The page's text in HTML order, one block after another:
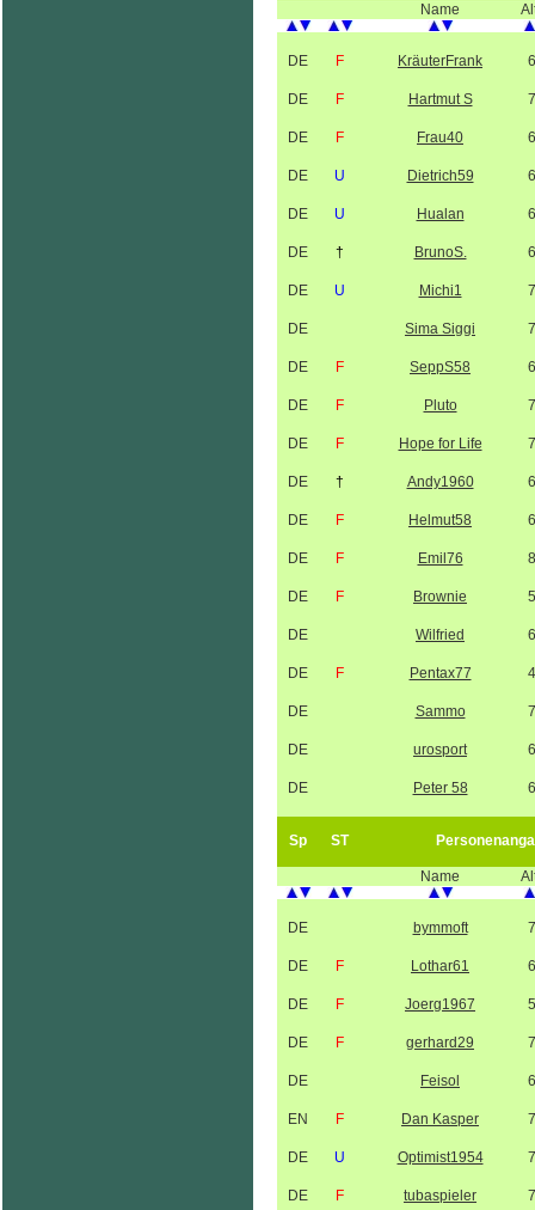
Name
DE F KräuterFrank
DE F Hartmut S
DE F Frau40
DE U Dietrich59
DE U Hualan
DE † BrunoS.
DE U Michi1
DE Sima Siggi
DE F SeppS58
DE F Pluto
DE F Hope for Life
DE † Andy1960
DE F Helmut58
DE F Emil76
DE F Brownie
DE Wilfried
DE F Pentax77
DE Sammo
DE urosport
DE Peter 58
Sp ST
Name
DE bymmoft
DE F Lothar61
DE F Joerg1967
DE F gerhard29
DE Feisol
EN F Dan Kasper
DE U Optimist1954
DE F tubaspieler